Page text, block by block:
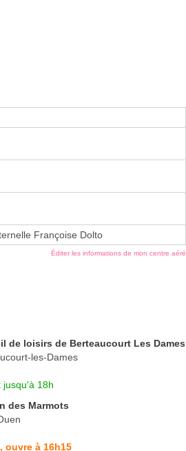
Françoise Dolto
Éditer les informations de mon centre aéré
de loisirs de Berteaucourt Les Dames
les-Dames
jusqu'à 18h
des Marmots
ouvre à 16h15